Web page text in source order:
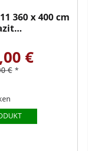
360 x 400 cm
€
€ *